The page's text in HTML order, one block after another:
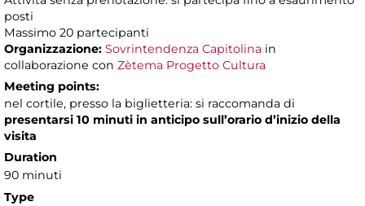
posti
Massimo 20 partecipanti
Organizzazione: Sovrintendenza Capitolina in
collaborazione con Zètema Progetto Cultura
Meeting points:
nel cortile, presso la biglietteria: si raccomanda di
presentarsi 10 minuti in anticipo sull’orario d’inizio della
visita
Duration
90 minuti
Type